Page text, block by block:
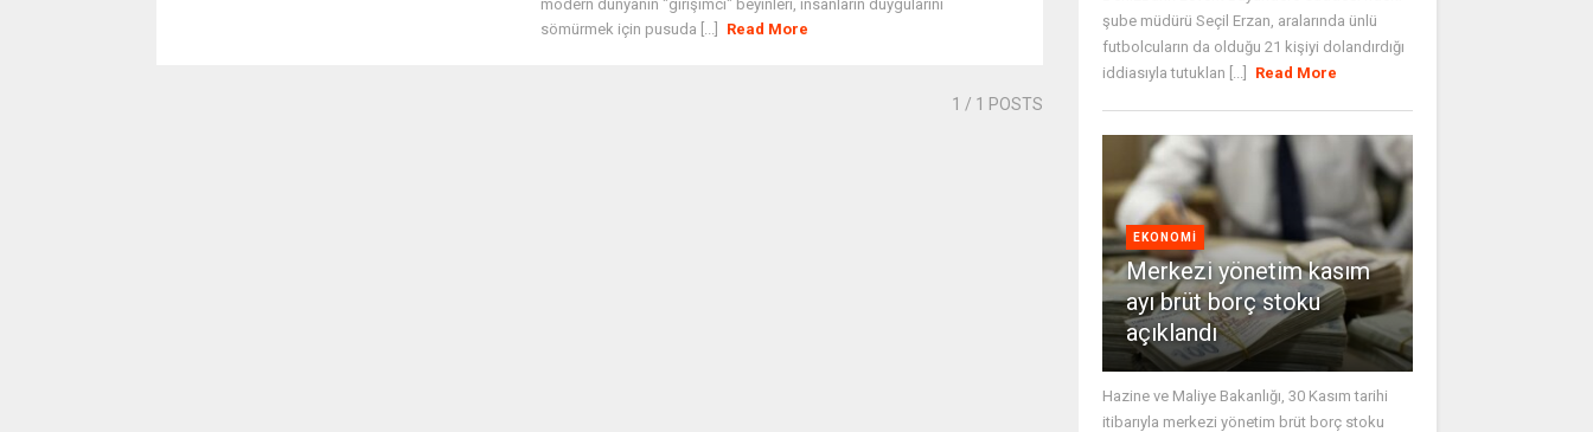
modern dünyanın "girişimci" beyinleri, insanların duygularını
sömürmek için pusuda [...]
Read More
1 / 1 POSTS
şube müdürü Seçil Erzan, aralarında ünlü
futbolcuların da olduğu 21 kişiyi dolandırdığı
iddiasıyla tutuklan [...]
Read More
EKONOMI
Merkezi yönetim kasım
ayı brüt borç stoku
açıklandı
Hazine ve Maliye Bakanlığı, 30 Kasım tarihi
itibarıyla merkezi yönetim brüt borç stoku